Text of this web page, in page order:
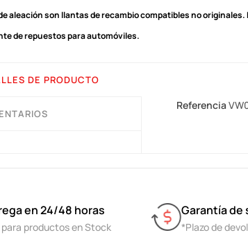
aleación son llantas de recambio compatibles no originales.
de repuestos para automóviles.
DE PRODUCTO
Referencia
en 24/48 horas
para productos en Stock
Garantía
*Plazo de